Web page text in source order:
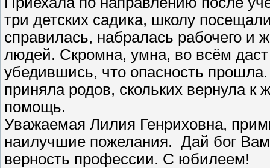
три детских садика, школу
справилась, набралась рабочего и
людей. Скромна, умна, во всём даст
убедившись, что опасность
приняла родов, скольких вернула
помощь.
Уважаемая Лилия Генриховна,
наилучшие пожелания. Дай бог Вам
верность профессии. С юбилеем!